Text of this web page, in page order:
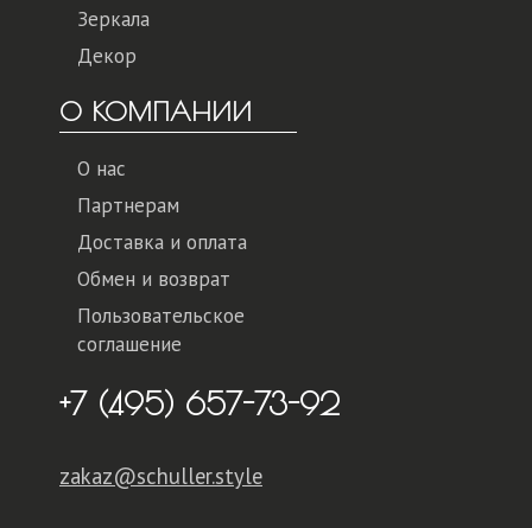
Зеркала
Декор
О КОМПАНИИ
О нас
Партнерам
Доставка и оплата
Обмен и возврат
Пользовательское
соглашение
+7 (495) 657-73-92
zakaz@schuller.style